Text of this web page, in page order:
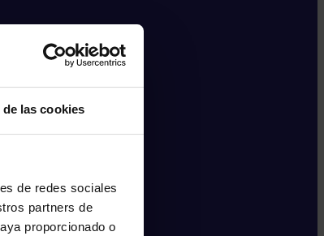
las cookies
de redes sociales
partners de
proporcionado o